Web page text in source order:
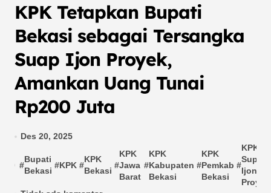
KPK Tetapkan Bupati
Bekasi sebagai Tersangka
Suap Ijon Proyek,
Amankan Uang Tunai
Rp200 Juta
Des 20, 2025
#
Bupati
Bekasi
#KPK #
KPK
Bekasi
#
KPK
Jawa
Barat
#
KPK
Kabupaten
Bekasi
#
KPK
Pemkab
Bekasi
#
KPK
Sup
Ijon
Proyek